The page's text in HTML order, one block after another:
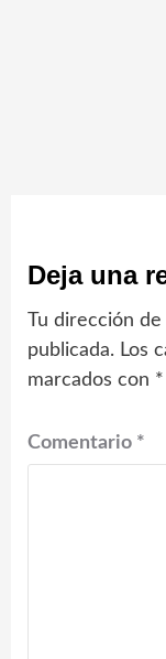
Deja una
Tu dirección
publicada. Los
marcados con *
Comentario *